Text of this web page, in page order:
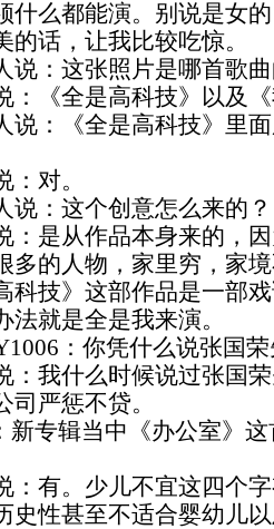
什么都能演。别说是女
的话，让我比较吃惊。
：这张照片是哪首歌曲
《全是高科技》以及《
：《全是高科技》里面
对。
：这个创意怎么来的？
是从作品本身来的，因
多的人物，家里穷，家
科技》这部作品是一部
法就是全是我来演。
：你凭什么说张国荣
我什么时候说过张国荣
司严惩不贷。
专辑当中《办公室》这
有。少儿不宜这四个字
史性甚至不适合婴幼儿